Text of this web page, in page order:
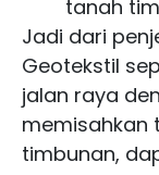
tanah
Jadi dari
Geotekstil
jalan raya
memisahkan
timbunan,